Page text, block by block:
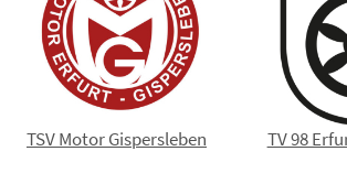
TSV Motor Gispersleben TV 98